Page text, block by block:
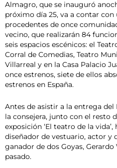
Almagro, que se inauguró
próximo día 25, va a contar
procedentes de once
vecino, que realizarán 84
seis espacios escénicos: el
Corral de Comedias, Teatro
Villarreal y en la Casa Palacio
once estrenos, siete de ellos
estrenos en España.
Antes de asistir a la entrega del
la consejera, junto con el resto
exposición ‘El teatro de la
diseñador de vestuario, actor y
ganador de dos Goyas,
pasado.